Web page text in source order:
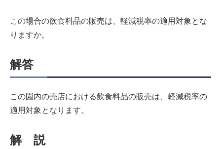
この場合の飲食料品の販売は、軽減税率の適用対象とな
りますか。
解答
この園内の売店における飲食料品の販売は、軽減税率の
適用対象となります。
解 説